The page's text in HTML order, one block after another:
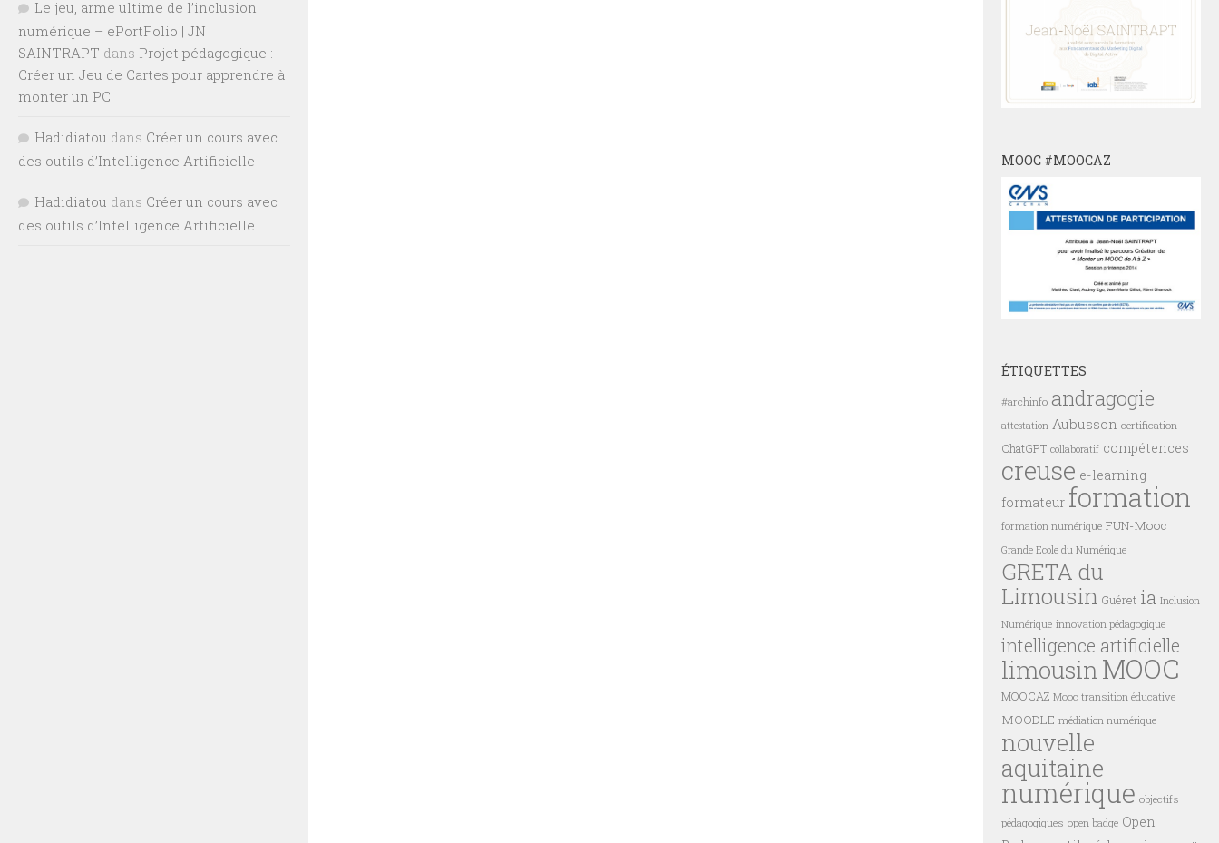
Le jeu, arme ultime de l’inclusion
numérique – ePortFolio | JN
SAINTRAPT dans Projet pédagogique :
Créer un Jeu de Cartes pour apprendre à
monter un PC
Hadidiatou dans Créer un cours avec
des outils d’Intelligence Artificielle
Hadidiatou dans Créer un cours avec
des outils d’Intelligence Artificielle
MOOC #MOOCAZ
ÉTIQUETTES
#archinfo andragogie
attestation Aubusson certification
ChatGPT collaboratif compétences
creuse e-learning
formateur formation
formation numérique FUN-Mooc
Grande Ecole du Numérique
GRETA du
Limousin Guéret ia Inclusion
Numérique innovation pédagogique
intelligence artificielle
limousin MOOC
MOOCAZ Mooc transition éducative
MOODLE médiation numérique
nouvelle
aquitaine
numérique objectifs
pédagogiques open badge Open